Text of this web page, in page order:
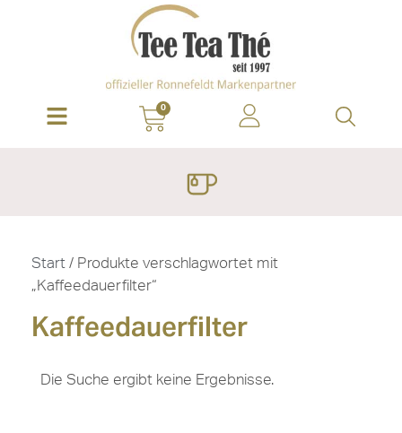
0
Start / Produkte verschlagwortet mit
„Kaffeedauerfilter“
Kaffeedauerfilter
Die Suche ergibt keine Ergebnisse.